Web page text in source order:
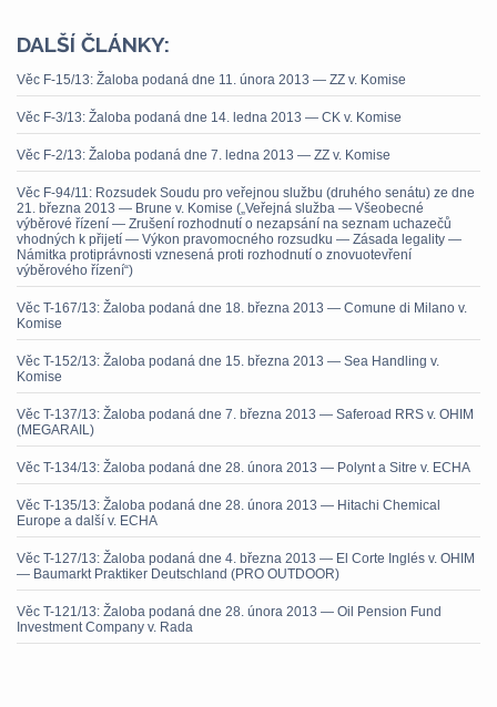
DALŠÍ ČLÁNKY:
Věc F-15/13: Žaloba podaná dne 11. února 2013 — ZZ v. Komise
Věc F-3/13: Žaloba podaná dne 14. ledna 2013 — CK v. Komise
Věc F-2/13: Žaloba podaná dne 7. ledna 2013 — ZZ v. Komise
Věc F-94/11: Rozsudek Soudu pro veřejnou službu (druhého senátu) ze dne
21. března 2013 — Brune v. Komise („Veřejná služba — Všeobecné
výběrové řízení — Zrušení rozhodnutí o nezapsání na seznam uchazečů
vhodných k přijetí — Výkon pravomocného rozsudku — Zásada legality —
Námitka protiprávnosti vznesená proti rozhodnutí o znovuotevření
výběrového řízení“)
Věc T-167/13: Žaloba podaná dne 18. března 2013 — Comune di Milano v.
Komise
Věc T-152/13: Žaloba podaná dne 15. března 2013 — Sea Handling v.
Komise
Věc T-137/13: Žaloba podaná dne 7. března 2013 — Saferoad RRS v. OHIM
(MEGARAIL)
Věc T-134/13: Žaloba podaná dne 28. února 2013 — Polynt a Sitre v. ECHA
Věc T-135/13: Žaloba podaná dne 28. února 2013 — Hitachi Chemical
Europe a další v. ECHA
Věc T-127/13: Žaloba podaná dne 4. března 2013 — El Corte Inglés v. OHIM
— Baumarkt Praktiker Deutschland (PRO OUTDOOR)
Věc T-121/13: Žaloba podaná dne 28. února 2013 — Oil Pension Fund
Investment Company v. Rada